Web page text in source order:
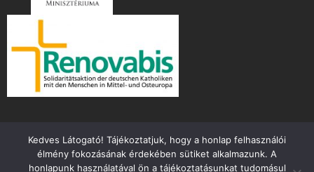
Kedves Látogató! Tájékoztatjuk, hogy a honlap felhasználói
élmény fokozásának érdekében sütiket alkalmazunk. A
honlapunk használatával ön a tájékoztatásunkat tudomásul